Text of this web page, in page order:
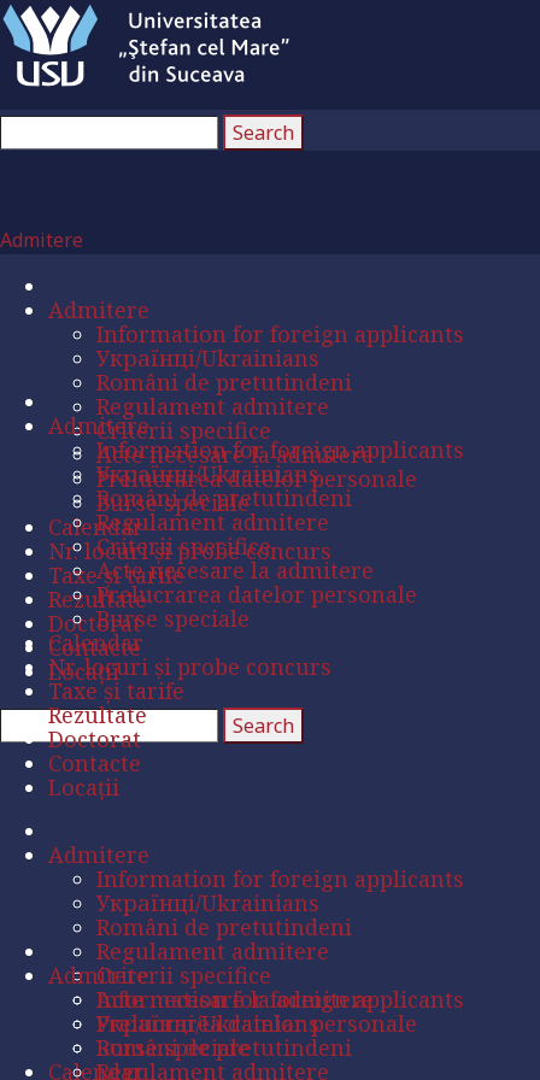
Admitere
Admitere
Information for foreign applicants
Українці/Ukrainians
Români de pretutindeni
Regulament admitere
Criterii specifice
Acte necesare la admitere
Prelucrarea datelor personale
Burse speciale
Calendar
Nr. locuri și probe concurs
Taxe și tarife
Rezultate
Doctorat
Contacte
Locații
Admitere
Information for foreign applicants
Українці/Ukrainians
Români de pretutindeni
Regulament admitere
Criterii specifice
Acte necesare la admitere
Prelucrarea datelor personale
Burse speciale
Calendar
Nr. locuri și probe concurs
Taxe și tarife
Rezultate
Doctorat
Contacte
Locații
Admitere
Information for foreign applicants
Українці/Ukrainians
Români de pretutindeni
Regulament admitere
Criterii specifice
Acte necesare la admitere
Prelucrarea datelor personale
Burse speciale
Calendar
Admitere
Information for foreign applicants
Українці/Ukrainians
Români de pretutindeni
Regulament admitere